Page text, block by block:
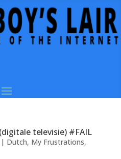
televisie) #FAIL
| Dutch, My Frustrations,